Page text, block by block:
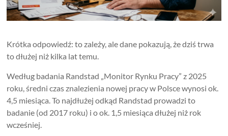
Krótka odpowiedź: to zależy, ale dane pokazują, że dziś trwa
to dłużej niż kilka lat temu.
Według badania Randstad „Monitor Rynku Pracy” z 2025
roku, średni czas znalezienia nowej pracy w Polsce wynosi ok.
4,5 miesiąca. To najdłużej odkąd Randstad prowadzi to
badanie (od 2017 roku) i o ok. 1,5 miesiąca dłużej niż rok
wcześniej.